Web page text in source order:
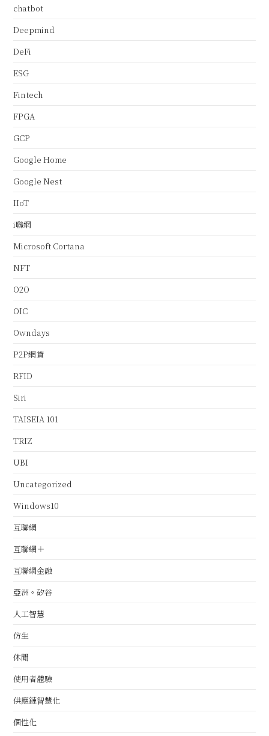
chatbot
Deepmind
DeFi
ESG
Fintech
FPGA
GCP
Google Home
Google Nest
IIoT
i聯網
Microsoft Cortana
NFT
O2O
OIC
Owndays
P2P網貸
RFID
Siri
TAISEIA 101
TRIZ
UBI
Uncategorized
Windows10
互聯網
互聯網＋
互聯網金融
亞洲。矽谷
人工智慧
仿生
休閒
使用者體驗
供應鏈智慧化
個性化